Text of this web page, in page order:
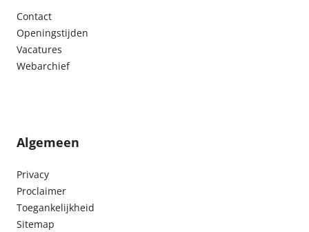
Contact
Openingstijden
Vacatures
Webarchief
Algemeen
Privacy
Proclaimer
Toegankelijkheid
Sitemap